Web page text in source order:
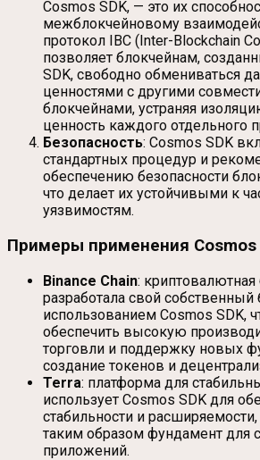
Cosmos SDK, — это их
межблокчейновому
протокол IBC (Inter-Blockchain
позволяет блокчейнам,
SDK, свободно обмениваться
ценностями с другими
блокчейнами, устраняя
ценность каждого отдельного
Безопасность: Cosmos SDK
стандартных процедур и
обеспечению безопасности
что делает их устойчивыми к
уязвимостям.
Примеры применения Cosmos
Binance Chain:
разработала свой собственный
использованием Cosmos SDK,
обеспечить высокую
торговли и поддержку новых
создание токенов и
Terra: платформа для
использует Cosmos SDK для
стабильности и
таким образом фундамент для
приложений.